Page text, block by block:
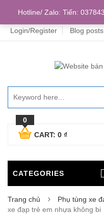
Login/Register Blog posts
0
CART: 0 ₫
CATEGORIES
Trang chủ Phụ tùng xe
xe đạp trẻ em nhựa không bi
Hotline/ Zalo: Tiến: